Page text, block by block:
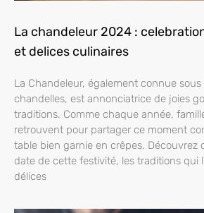
La chandeleur 2024 :
et delices culinaires
La Chandeleur, également connue
chandelles, est annonciatrice de joies
traditions. Comme chaque année,
retrouvent pour partager ce moment
table bien garnie en crêpes. Découvrez
date de cette festivité, les traditions qui
délices